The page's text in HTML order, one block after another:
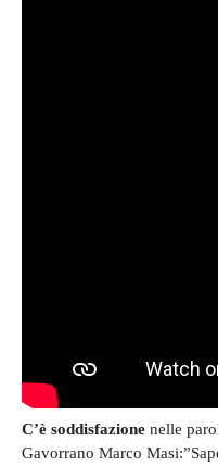
C’è soddisfazione nelle
Gavorrano Marco